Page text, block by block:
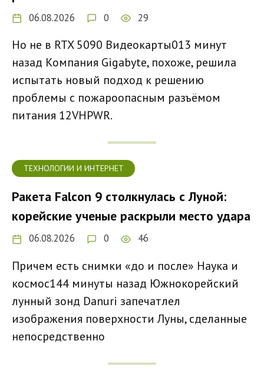
06.08.2026 0 29
Но не в RTX 5090 Видеокарты013 минут
назад Компания Gigabyte, похоже, решила
испытать новый подход к решению
проблемы с пожароопасным разъёмом
питания 12VHPWR.
ТЕХНОЛОГИИ И ИНТЕРНЕТ
Ракета Falcon 9 столкнулась с Луной:
корейские ученые раскрыли место удара
06.08.2026 0 46
Причем есть снимки «до и после» Наука и
космос144 минуты назад Южнокорейский
лунный зонд Danuri запечатлел
изображения поверхности Луны, сделанные
непосредственно